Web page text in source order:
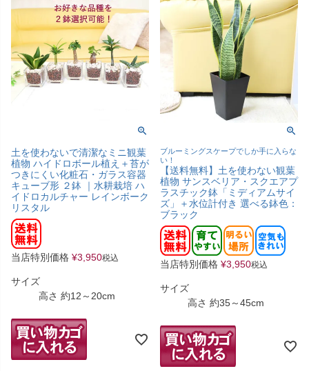
土を使わないで清潔なミニ観葉
植物 ハイドロボール植え＋苔が
つきにくい化粧石・ガラス容器
キューブ形 ２鉢 ｜水耕栽培 ハ
イドロカルチャー レインボーク
リスタル
当店特別価格 ¥3,950税込
サイズ
高さ 約12～20cm
ブルーミングスケープでしか手に入らな
い！
【送料無料】土を使わない観葉
植物 サンスベリア・スクエアプ
ラスチック鉢「ミディアムサイ
ズ」＋水位計付き 選べる鉢色：
ブラック
当店特別価格 ¥3,950税込
サイズ
高さ 約35～45cm